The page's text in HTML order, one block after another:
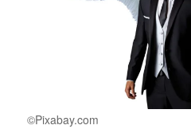
©Pixabay.com